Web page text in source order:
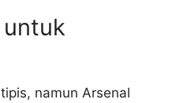
namun Arsenal